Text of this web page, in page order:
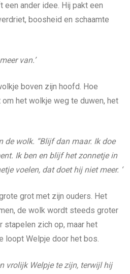
een ander idee. Hij pakt een
boosheid en schaamte
van.’
boven zijn hoofd. Hoe
het wolkje weg te duwen, het
de wolk. “Blijf dan maar. Ik doe
Ik ben en blijf het zonnetje in
voelen, dat doet hij niet meer. ‘
grot met zijn ouders. Het
de wolk wordt steeds groter
stapelen zich op, maar het
loopt Welpje door het bos.
vrolijk Welpje te zijn, terwijl hij